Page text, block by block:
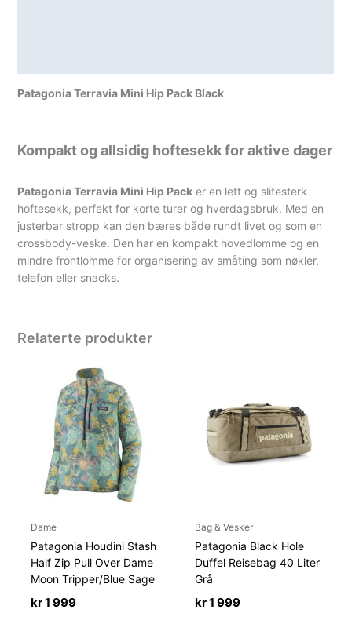
Patagonia Terravia Mini Hip Pack Black
Kompakt og allsidig hoftesekk for aktive dager
Patagonia Terravia Mini Hip Pack er en lett og slitesterk
hoftesekk, perfekt for korte turer og hverdagsbruk. Med en
justerbar stropp kan den bæres både rundt livet og som en
crossbody-veske. Den har en kompakt hovedlomme og en
mindre frontlomme for organisering av småting som nøkler,
telefon eller snacks.
Relaterte produkter
Dame
Patagonia Houdini Stash
Half Zip Pull Over Dame
Moon Tripper/Blue Sage
kr1 999
Bag & Vesker
Patagonia Black Hole
Duffel Reisebag 40 Liter
Grå
kr1 999